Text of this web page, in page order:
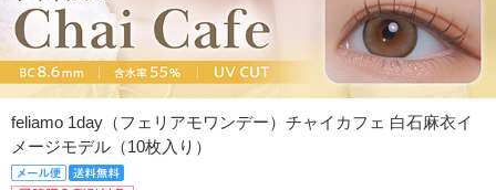
feliamo 1day（フェリアモワンデー）チャイカフェ 白石麻衣イ
メージモデル（10枚入り）